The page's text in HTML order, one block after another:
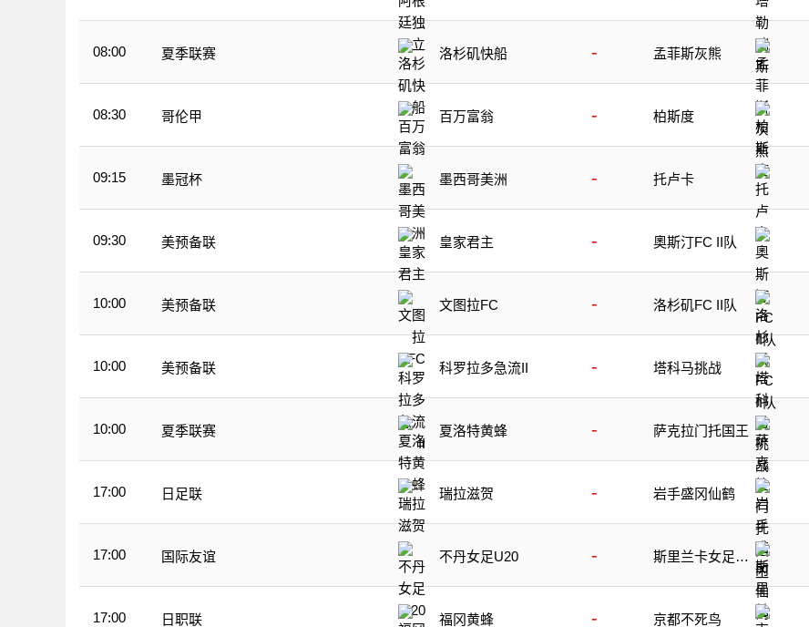
08:00 夏季联赛 洛杉矶快船 - 孟菲斯灰熊
08:30 哥伦甲 百万富翁 - 柏斯度
09:15 墨冠杯 墨西哥美洲 - 托卢卡
09:30 美预备联 皇家君主 - 奧斯汀FC II队
10:00 美预备联 文图拉FC - 洛杉矶FC II队
10:00 美预备联 科罗拉多急流II - 塔科马挑战
10:00 夏季联赛 夏洛特黄蜂 - 萨克拉门托国王
17:00 日足联 瑞拉滋贺 - 岩手盛冈仙鹤
17:00 国际友谊 不丹女足U20 -
斯里兰卡女足U2
17:00 日职联 福冈黄蜂 - 京都不死鸟